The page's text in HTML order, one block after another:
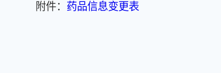
附件： 药品信息变更表